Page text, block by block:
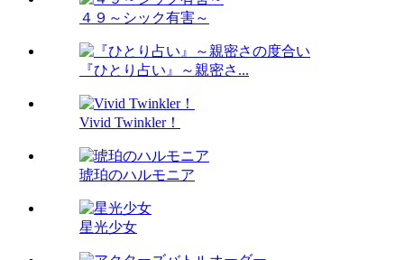
４９～シック有害～
『ひとり占い』～親密さ...
Vivid Twinkler！
琥珀のハルモニア
星光少女